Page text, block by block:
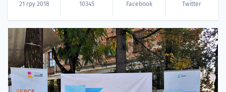
21 гру 2018 10345 Facebook Twitter